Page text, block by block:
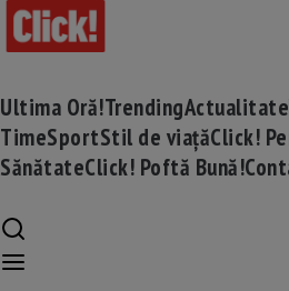
Ultima Oră!TrendingActualitate
TimeSportStil de viațăClick!
SănătateClick! Poftă Bună!